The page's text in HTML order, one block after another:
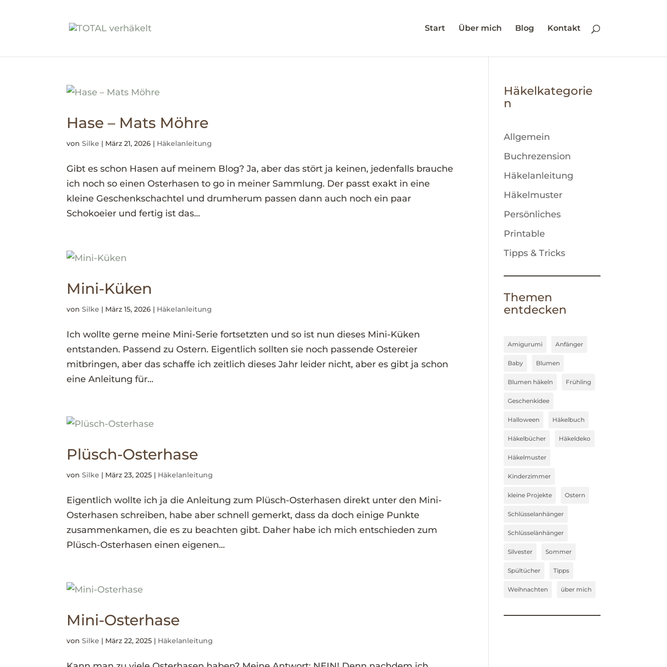
Start Über mich Blog Kontakt
Hase – Mats Möhre
vonSilke | März 21, 2026 | Häkelanleitung
Gibt es schon Hasen auf meinem Blog? Ja, aber das stört ja keinen, jedenfalls brauche
ich noch so einen Osterhasen to go in meiner Sammlung. Der passt exakt in eine
kleine Geschenkschachtel und drumherum passen dann auch noch ein paar
Schokoeier und fertig ist das...
Mini-Küken
vonSilke | März 15, 2026 | Häkelanleitung
Ich wollte gerne meine Mini-Serie fortsetzten und so ist nun dieses Mini-Küken
entstanden. Passend zu Ostern. Eigentlich sollten sie noch passende Ostereier
mitbringen, aber das schaffe ich zeitlich dieses Jahr leider nicht, aber es gibt ja schon
eine Anleitung für...
Plüsch-Osterhase
vonSilke | März 23, 2025 | Häkelanleitung
Eigentlich wollte ich ja die Anleitung zum Plüsch-Osterhasen direkt unter den Mini-
Osterhasen schreiben, habe aber schnell gemerkt, dass da doch einige Punkte
zusammenkamen, die es zu beachten gibt. Daher habe ich mich entschieden zum
Plüsch-Osterhasen einen eigenen...
Mini-Osterhase
vonSilke | März 22, 2025 | Häkelanleitung
Häkelkategorie
n
Allgemein
Buchrezension
Häkelanleitung
Häkelmuster
Persönliches
Printable
Tipps & Tricks
Themen
entdecken
Amigurumi Anfänger
Baby Blumen
Blumen häkeln Frühling
Geschenkidee
Halloween Häkelbuch
Häkelbücher Häkeldeko
Häkelmuster
Kinderzimmer
kleine Projekte Ostern
Schlüsselanhänger
Schlüsselänhänger
Silvester Sommer
Spültücher Tipps
Weihnachten über mich